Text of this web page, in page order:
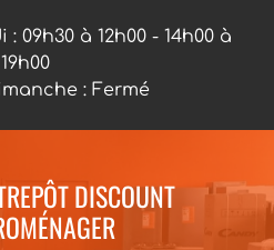
09h30 à 12h00 - 14h00 à
19h00
: Fermé
DISCOUNT